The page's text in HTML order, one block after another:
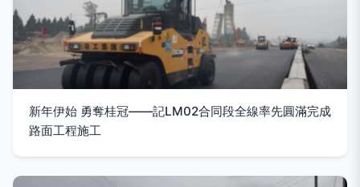
新年伊始 勇奪桂冠——記LM02合同段全線率先圓滿完成
路面工程施工